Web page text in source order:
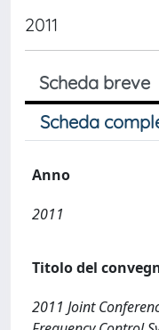
2011
Scheda breve
Scheda
Anno
2011
Titolo del
2011 Joint